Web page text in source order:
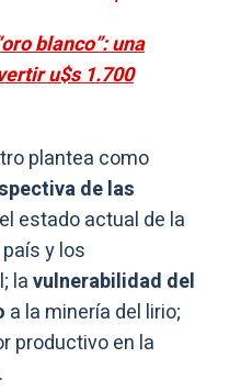
blanco”: una
u$s 1.700
plantea como
de las
estado actual de la
y los
lavulnerabilidad del
a la minería del lirio;
productivo en la